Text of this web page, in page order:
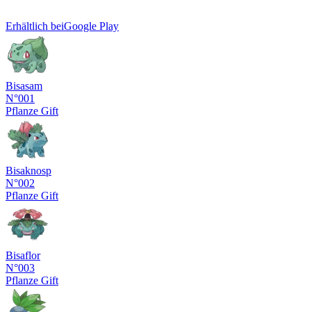
Erhältlich beiGoogle Play
Bisasam
N°001
Pflanze Gift
Bisaknosp
N°002
Pflanze Gift
Bisaflor
N°003
Pflanze Gift